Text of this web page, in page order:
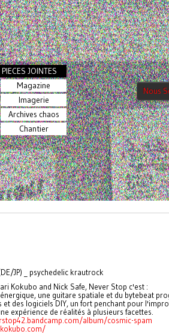
PIECES JOINTES
Magazine
Imagerie
Archives chaos
Chantier
Nous
JP) _ psychedelic krautrock
Kokubo and Nick Safe, Never Stop c'est :
une guitare spatiale et du bytebeat
et des logiciels DIY, un fort penchant pour
expérience de réalités à plusieurs facettes.
album/cosmic-spam